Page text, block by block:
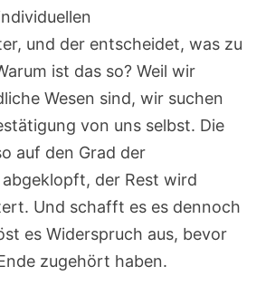
und der entscheidet, was zu
ist das so? Weil wir
Wesen sind, wir suchen
von uns selbst. Die
auf den Grad der
der Rest wird
Und schafft es es dennoch
es Widerspruch aus, bevor
zugehört haben.